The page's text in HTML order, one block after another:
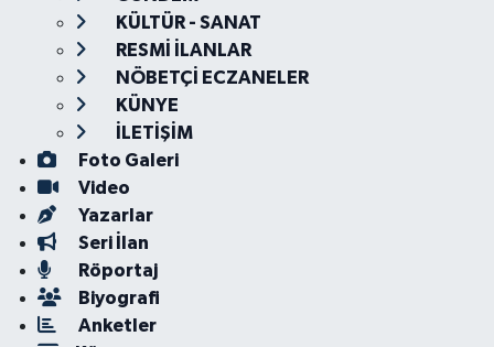
KÜLTÜR - SANAT
RESMİ İLANLAR
NÖBETÇİ ECZANELER
KÜNYE
İLETİŞİM
Foto Galeri
Video
Yazarlar
Seri İlan
Röportaj
Biyografi
Anketler